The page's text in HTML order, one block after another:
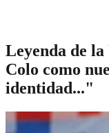
Leyenda de
Colo como
identidad..."